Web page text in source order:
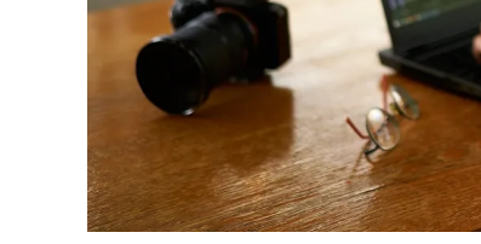
データプラットフォームの Statistaの調査
ごしている。そう、私たちは毎日6時間
り、ドゥームスクロール（悲観的なニュ
浪費しているのだ。
想像してみてほしい。もしあなたがネッ
Wi-Fiを活用して、収益を生み出す製品や
現できたのなら。あなたのキャリアと家